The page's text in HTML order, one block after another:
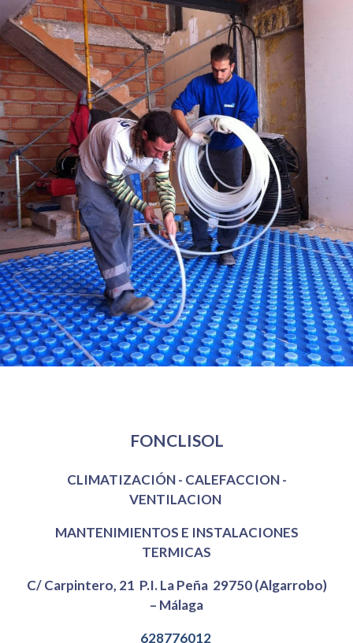
FONCLISOL
CLIMATIZACIÓN - CALEFACCION -
VENTILACION
MANTENIMIENTOS E INSTALACIONES
TERMICAS
C/ Carpintero, 21 P.I. La Peña 29750 (Algarrobo)
– Málaga
628776012